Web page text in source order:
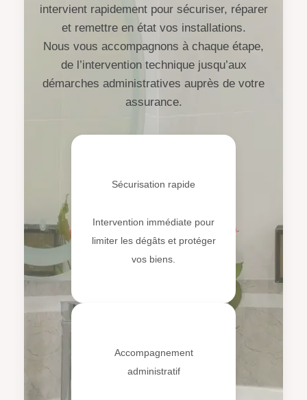
intervient rapidement pour sécuriser, réparer
et remettre en état vos installations.
Nous vous accompagnons à chaque étape,
de l’intervention technique jusqu’aux
démarches administratives auprès de votre
assurance.
Sécurisation rapide
Intervention immédiate pour
limiter les dégâts et protéger
vos biens.
Accompagnement
administratif